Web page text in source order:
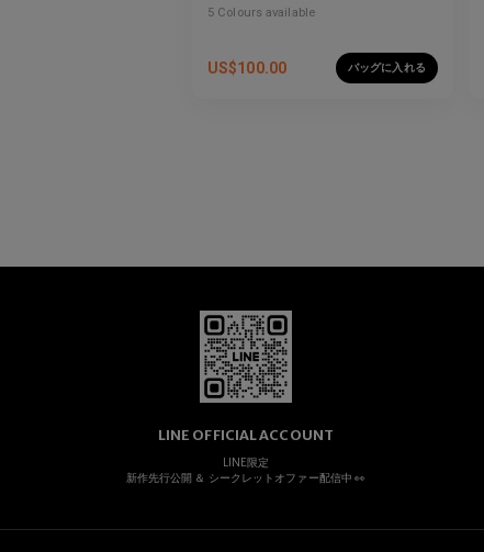
リムデザイン。
5 Colours available
US$100.00 バッグに入れる
LINE OFFICIAL ACCOUNT
LINE限定
新作先行公開 ＆ シークレットオファー配信中 👀